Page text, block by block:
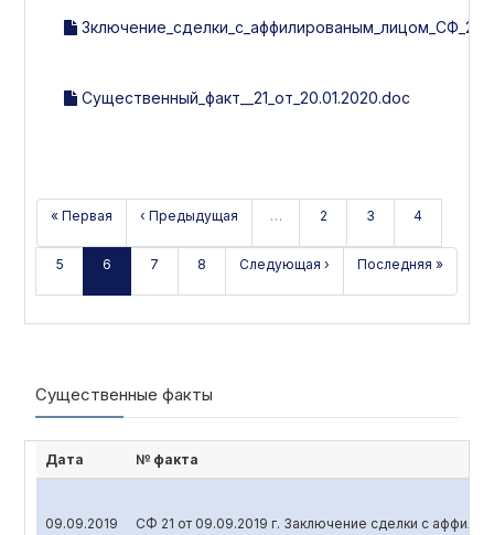
Существенный_факт__21_от_20.01.2020.doc
« Первая ‹ Предыдущая … 2 3 4
5 6 7 8 Следующая › Последняя »
Существенные факты
Дата № факта
09.09.2019 СФ 21 от 09.09.2019 г. Заключение сделки с